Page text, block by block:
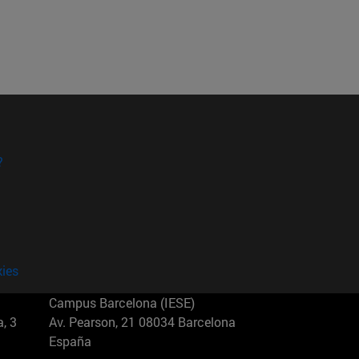
3
Campus Barcelona (IESE)
Av. Pearson, 21 08034 Barcelona
España